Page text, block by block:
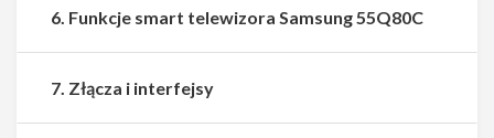
6. Funkcje smart telewizora Samsung 55Q80C
7. Złącza i interfejsy